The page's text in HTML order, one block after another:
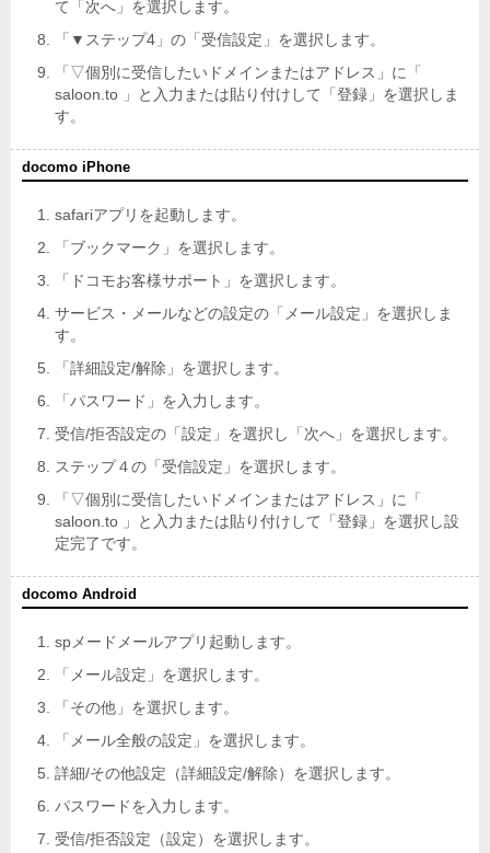
て「次へ」を選択します。
「▼ステップ4」の「受信設定」を選択します。
「▽個別に受信したいドメインまたはアドレス」に「
saloon.to 」と入力または貼り付けして「登録」を選択しま
す。
docomo iPhone
safariアプリを起動します。
「ブックマーク」を選択します。
「ドコモお客様サポート」を選択します。
サービス・メールなどの設定の「メール設定」を選択しま
す。
「詳細設定/解除」を選択します。
「パスワード」を入力します。
受信/拒否設定の「設定」を選択し「次へ」を選択します。
ステップ４の「受信設定」を選択します。
「▽個別に受信したいドメインまたはアドレス」に「
saloon.to 」と入力または貼り付けして「登録」を選択し設
定完了です。
docomo Android
spメードメールアプリ起動します。
「メール設定」を選択します。
「その他」を選択します。
「メール全般の設定」を選択します。
詳細/その他設定（詳細設定/解除）を選択します。
パスワードを入力します。
受信/拒否設定（設定）を選択します。